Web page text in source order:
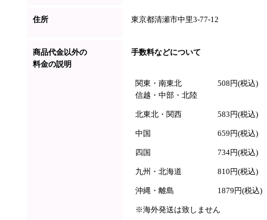
住所 東京都清瀬市中里3-77-12
商品代金以外の
料金の説明
手数料などについて
関東・南東北
信越・中部・北陸
508円(税込)
北東北・関西 583円(税込)
中国 659円(税込)
四国 734円(税込)
九州・北海道 810円(税込)
沖縄・離島 1879円(税込)
※海外発送は致しません